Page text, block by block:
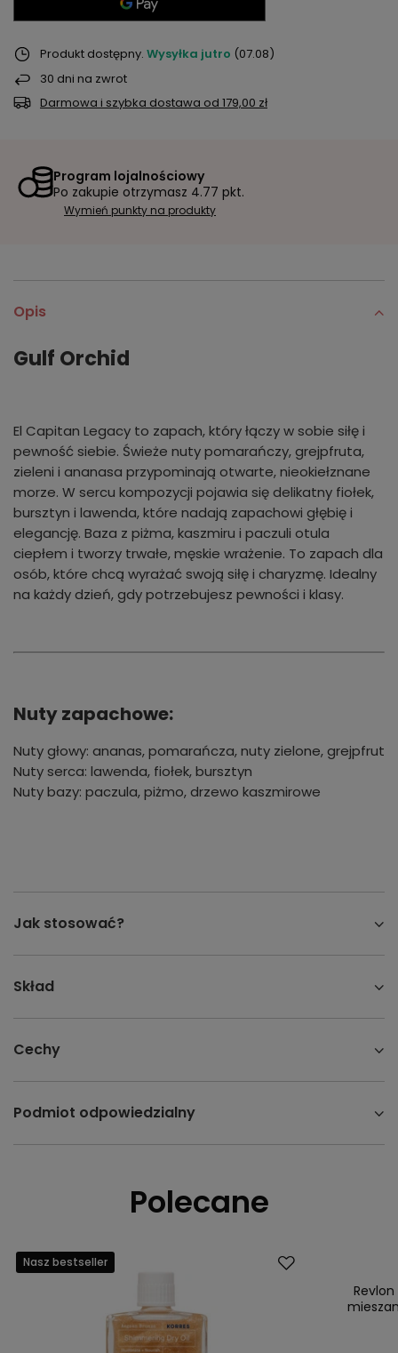
Produkt dostępny Wysyłka jutro (07.08)
30 dni na zwrot
Darmowa i szybka dostawa od 179,00 zł
Program lojalnościowy
Po zakupie otrzymasz 4.77 pkt.
Wymień punkty na produkty
Opis
Gulf Orchid
El Capitan Legacy to zapach, który łączy w sobie siłę i
pewność siebie. Świeże nuty pomarańczy, grejpfruta,
zieleni i ananasa przypominają otwarte, nieokiełznane
morze. W sercu kompozycji pojawia się delikatny fiołek,
bursztyn i lawenda, które nadają zapachowi głębię i
elegancję. Baza z piżma, kaszmiru i paczuli otula
ciepłem i tworzy trwałe, męskie wrażenie. To zapach dla
osób, które chcą wyrażać swoją siłę i charyzmę. Idealny
na każdy dzień, gdy potrzebujesz pewności i klasy.
Nuty zapachowe:
Nuty głowy: ananas, pomarańcza, nuty zielone, grejpfrut
Nuty serca: lawenda, fiołek, bursztyn
Nuty bazy: paczula, piżmo, drzewo kaszmirowe
Jak stosować?
Skład
Cechy
Podmiot odpowiedzialny
Polecane
Nasz bestseller
Nasz